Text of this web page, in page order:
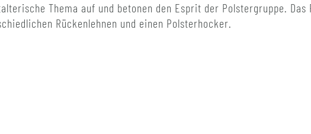
Thema auf und betonen den Esprit der Polstergruppe. Das
Rückenlehnen und einen Polsterhocker.